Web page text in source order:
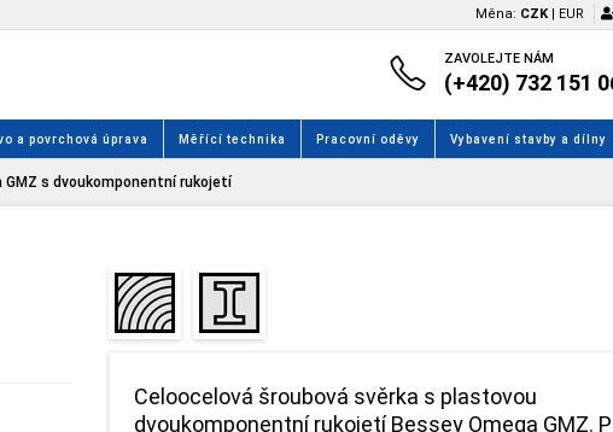
Měna: CZK | EUR
ZAVOLEJTE NÁM
(+420) 732 151
a povrchová úprava Měřící technika Pracovní oděvy Vybavení stavby a dílny
GMZ s dvoukomponentní rukojetí
Celoocelová šroubová svěrka s plastovou
dvoukomponentní rukojetí Bessey Omega GMZ.